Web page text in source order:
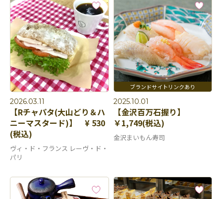
2026.03.11
【Rチャパタ(大山どり＆ハ
ニーマスタード)】 ¥ 530
(税込)
ヴィ・ド・フランス レーヴ・ド・
パリ
2025.10.01
【金沢百万石握り】
￥1,749(税込)
金沢まいもん寿司